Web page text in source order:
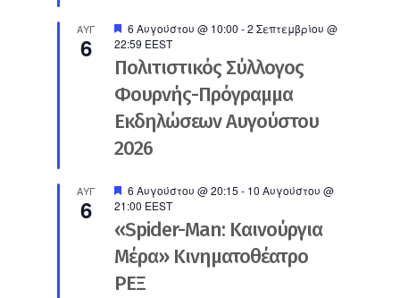
ΑΥΓ
6
Προτεινόμενο
6 Αυγούστου @ 10:00 -2 Σεπτεμβρίου @
22:59 EEST
Πολιτιστικός Σύλλογος
Φουρνής-Πρόγραμμα
Εκδηλώσεων Αυγούστου
2026
ΑΥΓ
6
Προτεινόμενο
6 Αυγούστου @ 20:15 - 10 Αυγούστου @
21:00 EEST
«Spider-Man: Καινούργια
Μέρα» Κινηματοθέατρο
ΡΕΞ